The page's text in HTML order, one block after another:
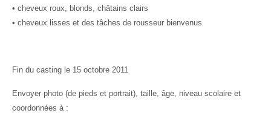
• cheveux roux, blonds, châtains clairs
• cheveux lisses et des tâches de rousseur bienvenus
Fin du casting le 15 octobre 2011
Envoyer photo (de pieds et portrait), taille, âge, niveau scolaire et
coordonnées à :